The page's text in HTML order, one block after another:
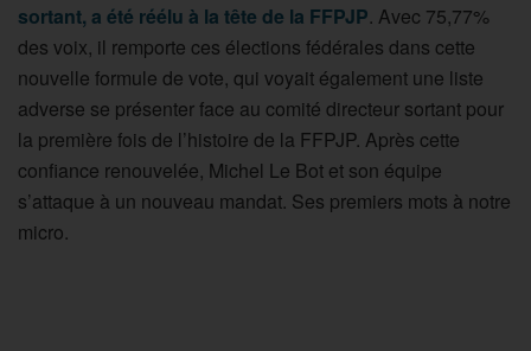
sortant, a été réélu à la tête de la FFPJP. Avec 75,77%
des voix, il remporte ces élections fédérales dans cette
nouvelle formule de vote, qui voyait également une liste
adverse se présenter face au comité directeur sortant pour
la première fois de l’histoire de la FFPJP. Après cette
confiance renouvelée, Michel Le Bot et son équipe
s’attaque à un nouveau mandat. Ses premiers mots à notre
micro.